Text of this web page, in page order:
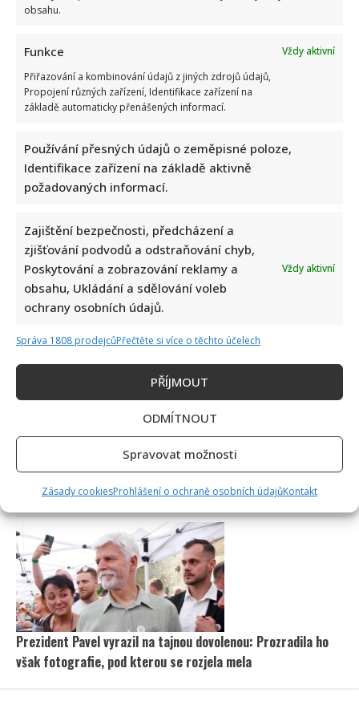
obsahu.
Funkce
Vždy aktivní
Přiřazování a kombinování údajů z jiných zdrojů údajů,
Propojení různých zařízení, Identifikace zařízení na
základě automaticky přenášených informací.
Používání přesných údajů o zeměpisné poloze,
Identifikace zařízení na základě aktivně
požadovaných informací.
Zajištění bezpečnosti, předcházení a
zjišťování podvodů a odstraňování chyb,
Poskytování a zobrazování reklamy a
obsahu, Ukládání a sdělování voleb
ochrany osobních údajů.
Vždy aktivní
Správa 1808 prodejcůPřečtěte si více o těchto účelech
PŘÍJMOUT
ODMÍTNOUT
Spravovat možnosti
Zásady cookiesProhlášení o ochraně osobních údajůKontakt
Eva Jeníčková oslavila 62. narozeniny: Místo radosti však
oplakává smrt milovaného tatínka
Petr Novotný slaví 79 let: Oblíbený bavič 2x přežil vlastní
posměchu: Mnozí ho považují za bizár
Prezident Pavel vyrazil na tajnou dovolenou: Prozradila ho
však fotografie, pod kterou se rozjela mela